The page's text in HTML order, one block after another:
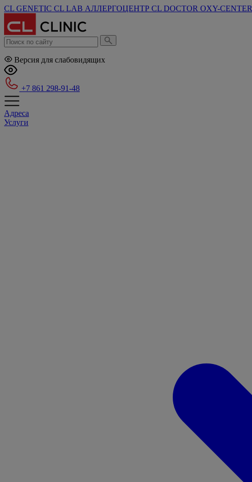
CL GENETIC CL LAB АЛЛЕРГОЦЕНТР CL DOCTOR OXY-CENTER
Версия для слабовидящих
+7 861 298-91-48
Адреса
Услуги